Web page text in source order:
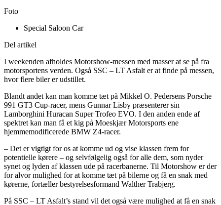
Foto
Special Saloon Car
Del artikel
I weekenden afholdes Motorshow-messen med masser at se på fra
motorsportens verden. Også SSC – LT Asfalt er at finde på messen,
hvor flere biler er udstillet.
Blandt andet kan man komme tæt på Mikkel O. Pedersens Porsche
991 GT3 Cup-racer, mens Gunnar Lisby præsenterer sin
Lamborghini Huracan Super Trofeo EVO. I den anden ende af
spektret kan man få et kig på Moeskjær Motorsports ene
hjemmemodificerede BMW Z4-racer.
– Det er vigtigt for os at komme ud og vise klassen frem for
potentielle kørere – og selvfølgelig også for alle dem, som nyder
synet og lyden af klassen ude på racerbanerne. Til Motorshow er der
for alvor mulighed for at komme tæt på bilerne og få en snak med
kørerne, fortæller bestyrelsesformand Walther Trabjerg.
På SSC – LT Asfalt’s stand vil det også være mulighed at få en snak